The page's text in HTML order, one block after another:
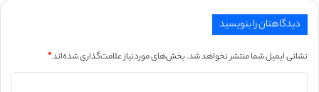
دیدگاهتان را بنویسید
نشانی ایمیل شما منتشر نخواهد شد.بخش‌های موردنیاز علامت‌گذاری شده‌اند*